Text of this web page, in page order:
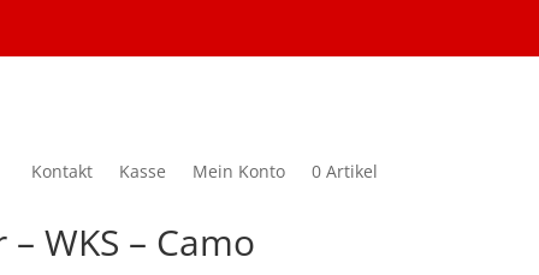
Kontakt Kasse Mein Konto 0 Artikel
WKS – Camo